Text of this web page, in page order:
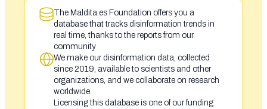
The Maldita.es Foundation offers you a
database that tracks disinformation trends in
real time, thanks to the reports from our
community
We make our disinformation data, collected
since 2019, available to scientists and other
organizations, and we collaborate on research
worldwide.
Licensing this database is one of our funding